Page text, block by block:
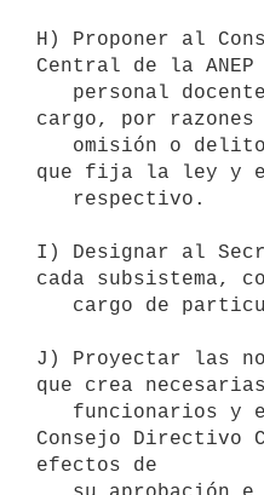
H) Proponer al
Central de la
cargo, por
que fija la ley y
I) Designar al
cada subsistema,
J) Proyectar las
que crea
Consejo Directivo
efectos de